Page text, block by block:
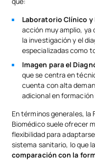
Laboratorio Clínico y
acción muy amplio, ya
la investigación y el
especializadas como
Imagen para el
que se centra en
cuenta con alta
adicional en
En términos generales, la
Biomédico suele ofrecer
flexibilidad para
sistema sanitario, lo que la
comparación con la